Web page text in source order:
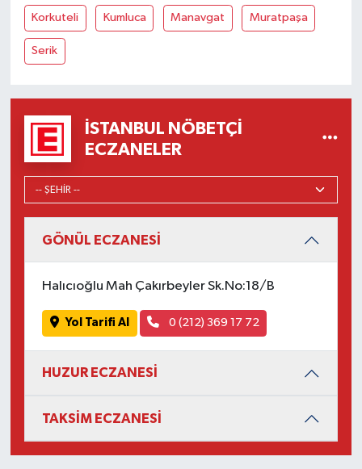
Korkuteli Kumluca Manavgat Muratpaşa
Serik
İSTANBUL NÖBETÇI
ECZANELER
GÖNÜL ECZANESİ
Halıcıoğlu Mah Çakırbeyler Sk.No:18/B
Yol Tarifi Al 0 (212) 369 17 72
HUZUR ECZANESİ
TAKSİM ECZANESİ